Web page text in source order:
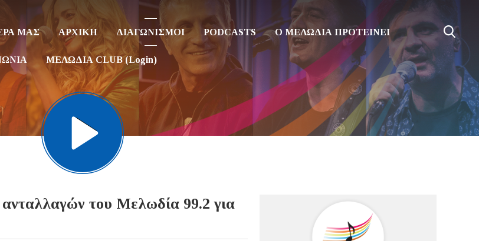
ΜΑΣ ΑΡΧΙΚΗ ΔΙΑΓΩΝΙΣΜΟΙ PODCASTS Ο ΜΕΛΩΔΙΑ ΠΡΟΤΕΙΝΕΙ
ΜΕΛΩΔΙΑ CLUB (Login)
του Μελωδία 99.2 για